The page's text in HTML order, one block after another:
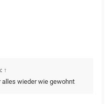
↑
alles wieder wie gewohnt